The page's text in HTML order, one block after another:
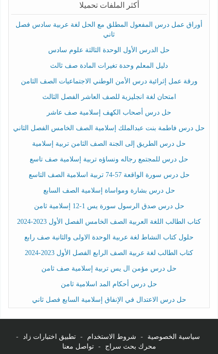
أكثر الملفات تحميلا
أوراق عمل درس المفعول المطلق مع الحل لغة عربية سادس فصل
ثاني
حل الدرس الأول الوحدة الثالثة علوم سادس
دليل المعلم وحدة تغيرات المادة صف ثالث
ورقة عمل إثرائية درس الأمن الوطني الاجتماعيات الصف الثامن
امتحان لغة انجليزية للصف العاشر الفصل الثالث
حل درس أصحاب الكهف إسلامية صف عاشر
حل درس فاطمة بنت عبدالملك إسلامية الصف الخامس الفصل الثاني
حل درس الطريق إلى الجنة الصف الثامن تربية إسلامية
حل درس للمجتمع رجاله ونساؤه تربية إسلامية صف تاسع
حل درس سورة الواقعة 57-74 تربية اسلامية الصف التاسع
حل درس بشارة ومواساة إسلامية الصف السابع
حل درس صدق الرسول سورة يس 1-12 إسلامية ثامن
كتاب الطالب اللغة العربية الصف الخامس الفصل الأول 2023-2024
حلول كتاب النشاط لغة عربية الوحدة الاولى والثانية صف رابع
كتاب الطالب لغة عربية الصف الرابع الفصل الأول 2023-2024
حل درس مؤمن ال يس تربية إسلامية صف ثامن
حل درس أحكام المد اسلامية ثامن
حل درس الاعتدال في الإنفاق إسلامية السابع فصل ثاني
سياسية الخصوصية - شروط الاستخدام - تطبيق اختبارات زاد
-
محرك بحث سراج
- تواصل معنا